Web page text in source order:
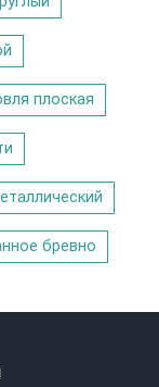
плоская
бревно